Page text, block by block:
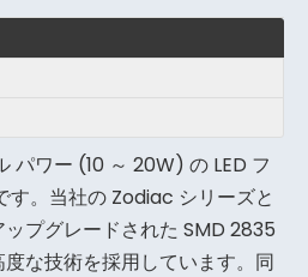
パワー (10 ～ 20W) の LED フ
す。当社の Zodiac シリーズと
プグレードされた SMD 2835
な技術を採用しています。同